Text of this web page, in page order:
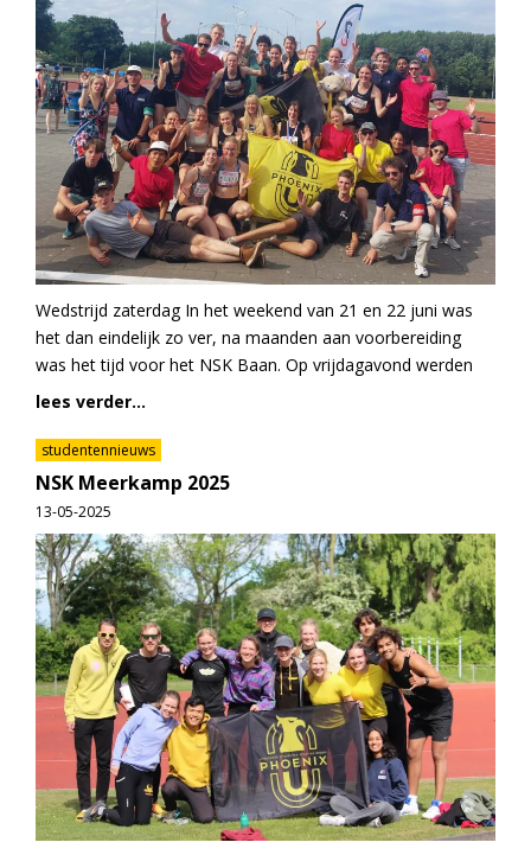
Wedstrijd zaterdag In het weekend van 21 en 22 juni was
het dan eindelijk zo ver, na maanden aan voorbereiding
was het tijd voor het NSK Baan. Op vrijdagavond werden
lees verder...
studentennieuws
NSK Meerkamp 2025
13-05-2025